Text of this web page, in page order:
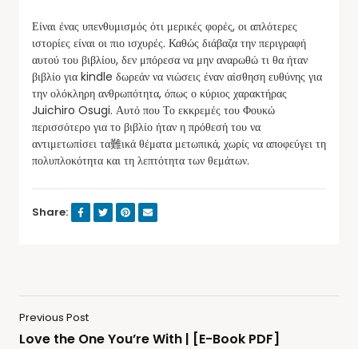
Είναι ένας υπενθυμισμός ότι μερικές φορές, οι απλότερες
ιστορίες είναι οι πιο ισχυρές. Καθώς διάβαζα την περιγραφή
αυτού του βιβλίου, δεν μπόρεσα να μην αναρωθώ τι θα ήταν
βιβλίο για kindle δωρεάν να νιώσεις έναν αίσθηση ευθύνης για
την ολόκληρη ανθρωπότητα, όπως ο κύριος χαρακτήρας
Juichiro Osugi. Αυτό που Το εκκρεμές του Φουκώ
περισσότερο για το βιβλίο ήταν η πρόθεσή του να
αντιμετωπίσει τα難ικά θέματα μετωπικά, χωρίς να αποφεύγει τη
πολυπλοκότητα και τη λεπτότητα των θεμάτων.
Share:
Previous Post
Love the One You’re With | [E-Book PDF]